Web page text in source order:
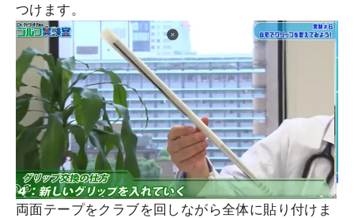
つけます。
両面テープをクラブを回しながら全体に貼り付けま